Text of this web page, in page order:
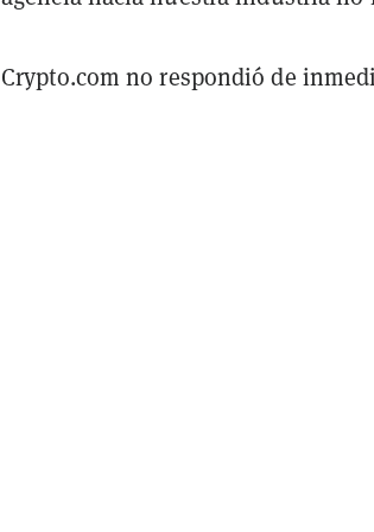
Crypto.com no respondió de